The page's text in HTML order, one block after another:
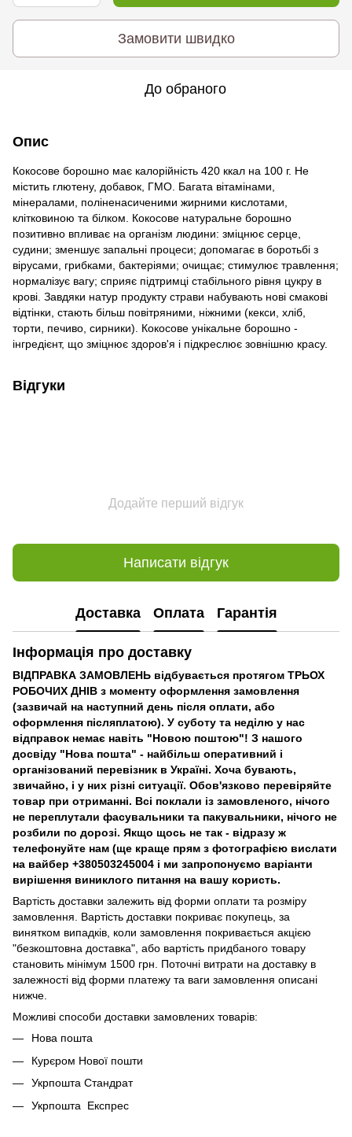
Замовити швидко
До обраного
Опис
Кокосове борошно має калорійність 420 ккал на 100 г. Не
містить глютену, добавок, ГМО. Багата вітамінами,
мінералами, поліненасиченими жирними кислотами,
клітковиною та білком. Кокосове натуральне борошно
позитивно впливає на організм людини: зміцнює серце,
судини; зменшує запальні процеси; допомагає в боротьбі з
вірусами, грибками, бактеріями; очищає; стимулює травлення;
нормалізує вагу; сприяє підтримці стабільного рівня цукру в
крові. Завдяки натур продукту страви набувають нові смакові
відтінки, стають більш повітряними, ніжними (кекси, хліб,
торти, печиво, сирники). Кокосове унікальне борошно -
інгредієнт, що зміцнює здоров'я і підкреслює зовнішню красу.
Відгуки
Додайте перший відгук
Написати відгук
Доставка Оплата Гарантія
Інформація про доставку
ВІДПРАВКА ЗАМОВЛЕНЬ відбувається протягом ТРЬОХ
РОБОЧИХ ДНІВ з моменту оформлення замовлення
(зазвичай на наступний день після оплати, або
оформлення післяплатою). У суботу та неділю у нас
відправок немає навіть "Новою поштою"! З нашого
досвіду "Нова пошта" - найбільш оперативний і
організований перевізник в Україні. Хоча бувають,
звичайно, і у них різні ситуації. Обов'язково перевіряйте
товар при отриманні. Всі поклали із замовленого, нічого
не переплутали фасувальники та пакувальники, нічого не
розбили по дорозі. Якщо щось не так - відразу ж
телефонуйте нам (ще краще прям з фотографією вислати
на вайбер +380503245004 і ми запропонуємо варіанти
вирішення виниклого питання на вашу користь.
Вартість доставки залежить від форми оплати та розміру
замовлення. Вартість доставки покриває покупець, за
винятком випадків, коли замовлення покривається акцією
"безкоштовна доставка", або вартість придбаного товару
становить мінімум 1500 грн. Поточні витрати на доставку в
залежності від форми платежу та ваги замовлення описані
нижче.
Можливі способи доставки замовлених товарів:
Нова пошта
Курєром Нової пошти
Укрпошта Стандрат
Укрпошта Експрес